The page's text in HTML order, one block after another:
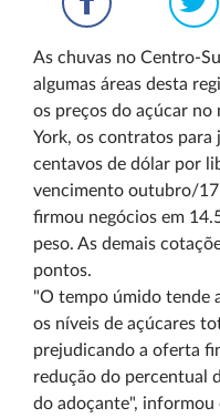
As chuvas no Centro-
algumas áreas desta
os preços do açúcar no
York, os contratos
centavos de dólar por
vencimento outubro/
firmou negócios em
peso. As demais
pontos.
"O tempo úmido tende
os níveis de açúcares
prejudicando a oferta
redução do percentual
do adoçante", informou